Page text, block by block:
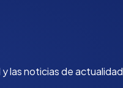
las noticias de actualidad